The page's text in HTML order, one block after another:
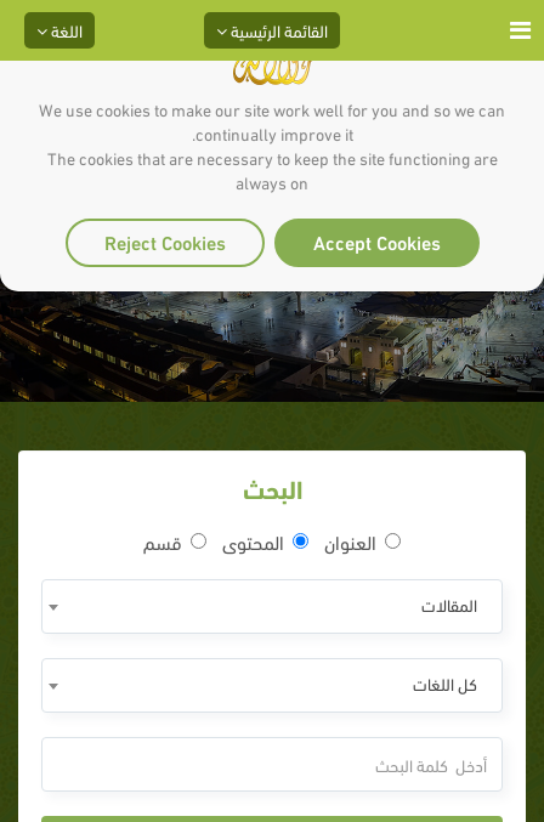
We use cookies to make our site work well for you and so we can
continually improve it.
The cookies that are necessary to keep the site functioning are
always on
Accept Cookies
Reject Cookies
اللغة القائمة الرئيسية
زيد بن حارثة
البحث
العنوان المحتوى قسم
المقالات
كل اللغات